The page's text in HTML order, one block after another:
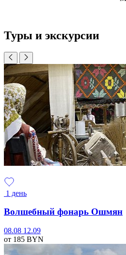
Туры и экскурсии
1 день
Волшебный фонарь Ошмян
08.08 12.09
от 185 BYN